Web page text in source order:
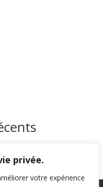
privée.
votre expérience